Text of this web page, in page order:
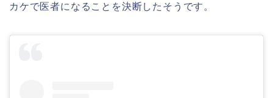
カケで医者になることを決断したそうです。